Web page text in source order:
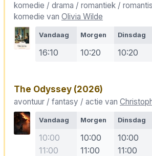
komedie / drama / romantiek /
komedie van Olivia Wilde
Vandaag Morgen Dinsdag
16:10 10:20 10:20
The Odyssey (2026)
avontuur / fantasy / actie van
Vandaag Morgen Dinsdag
10:00
11:00
10:00
11:00
10:00
11:00